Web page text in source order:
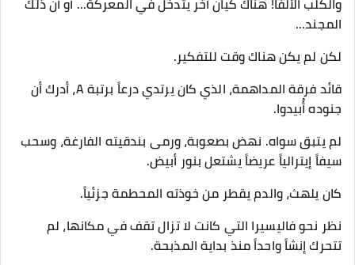
المجند...
​لكن لم يكن هناك وقت للتفكير.
​قائد فرقة المداهمة، الذي كان يرتدي درعاً برتبة A، أدرك أن
جنوده أُبيدوا.
لم يتبق سواه. نهض بصعوبة، ورمى بندقيته الفارغة، وسحب
سيفاً إيترالياً عريضاً يشتعل بنور أبيض.
​كان يلهث، والدم يقطر من خوذته المحطمة جزئياً.
نظر نحو فاليسيرا التي كانت لا تزال تقف في مكانها، لم
تتحرك إنشاً واحداً منذ بداية المذبحة.